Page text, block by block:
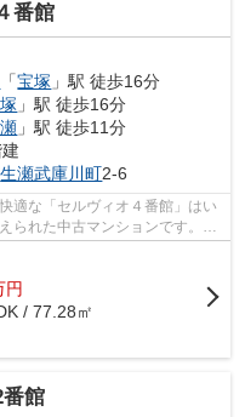
番館
「宝塚 」駅 徒歩16分
」駅 徒歩16分
」駅 徒歩11分
生瀬武庫川町2-6
適な「セルヴィオ４番館」はい
られた中古マンションです。こ
円
/ 77.28㎡
館